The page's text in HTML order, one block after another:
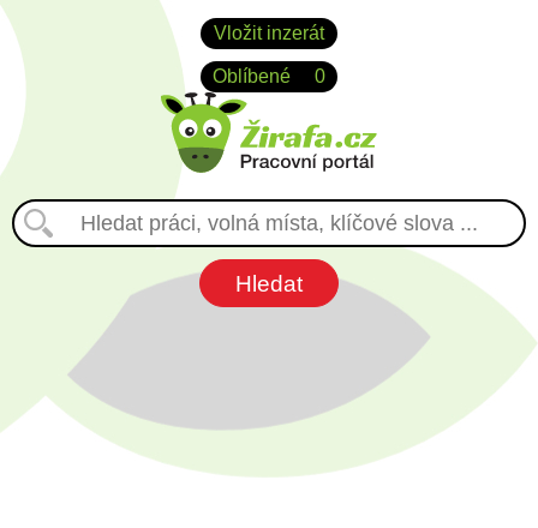
Vložit inzerát
Oblíbené 0